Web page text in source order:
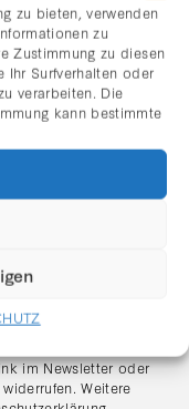
zu bieten, verwenden
zu
Zustimmung zu diesen
Ihr Surfverhalten oder
verarbeiten. Die
kann bestimmte
und stimme
zum Zweck des
Versand erfolgt
Newsletters
im Newsletter oder
Weitere